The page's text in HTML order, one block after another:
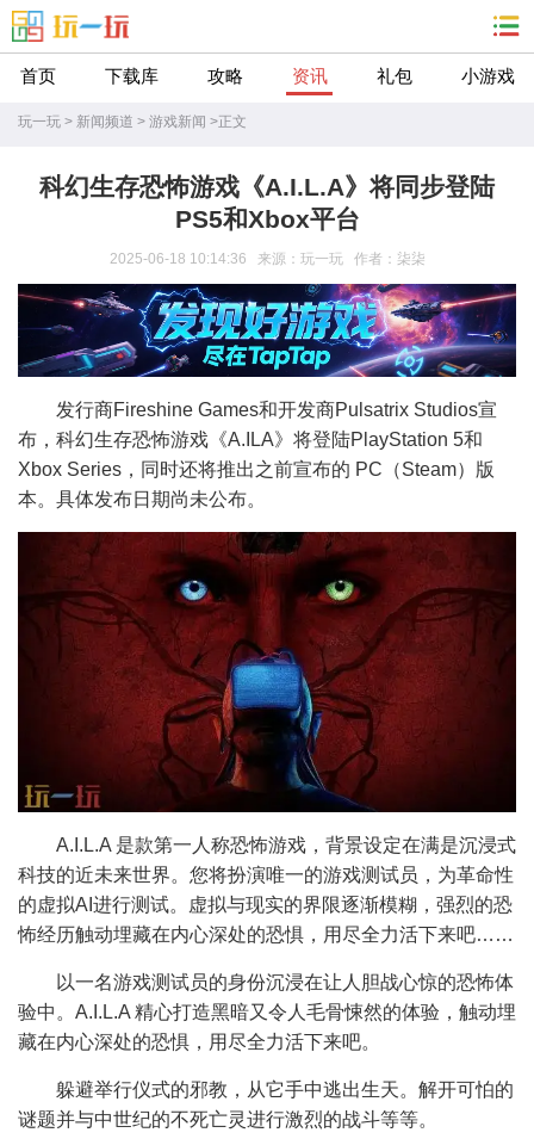
首页 下载库 攻略 资讯 礼包 小游戏
玩一玩 > 新闻频道 > 游戏新闻 >正文
科幻生存恐怖游戏《A.I.L.A》将同步登陆
PS5和Xbox平台
2025-06-18 10:14:36 来源：玩一玩 作者：柒柒
发行商Fireshine Games和开发商Pulsatrix Studios宣
布，科幻生存恐怖游戏《A.ILA》将登陆PlayStation 5和
Xbox Series，同时还将推出之前宣布的 PC（Steam）版
本。具体发布日期尚未公布。
A.I.L.A 是款第一人称恐怖游戏，背景设定在满是沉浸式
科技的近未来世界。您将扮演唯一的游戏测试员，为革命性
的虚拟AI进行测试。虚拟与现实的界限逐渐模糊，强烈的恐
怖经历触动埋藏在内心深处的恐惧，用尽全力活下来吧……
以一名游戏测试员的身份沉浸在让人胆战心惊的恐怖体
验中。A.I.L.A 精心打造黑暗又令人毛骨悚然的体验，触动埋
藏在内心深处的恐惧，用尽全力活下来吧。
躲避举行仪式的邪教，从它手中逃出生天。解开可怕的
谜题并与中世纪的不死亡灵进行激烈的战斗等等。